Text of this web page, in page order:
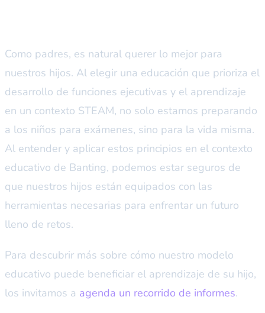
Como padres, es natural querer lo mejor para
nuestros hijos. Al elegir una educación que prioriza el
desarrollo de funciones ejecutivas y el aprendizaje
en un contexto STEAM, no solo estamos preparando
a los niños para exámenes, sino para la vida misma.
Al entender y aplicar estos principios en el contexto
educativo de Banting, podemos estar seguros de
que nuestros hijos están equipados con las
herramientas necesarias para enfrentar un futuro
lleno de retos.
Para descubrir más sobre cómo nuestro modelo
educativo puede beneficiar el aprendizaje de su hijo,
los invitamos a agenda un recorrido de informes.